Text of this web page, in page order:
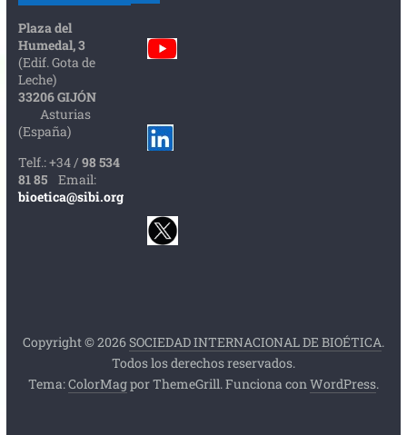
Plaza del
Humedal, 3
(Edif. Gota de
Leche)
33206 GIJÓN
Asturias
(España)
Telf.: +34 / 98 534
81 85
Email:
bioetica@sibi.org
Copyright © 2026SOCIEDAD INTERNACIONAL DE BIOÉTICA.
Todos los derechos reservados.
Tema:ColorMagpor ThemeGrill. Funciona conWordPress.